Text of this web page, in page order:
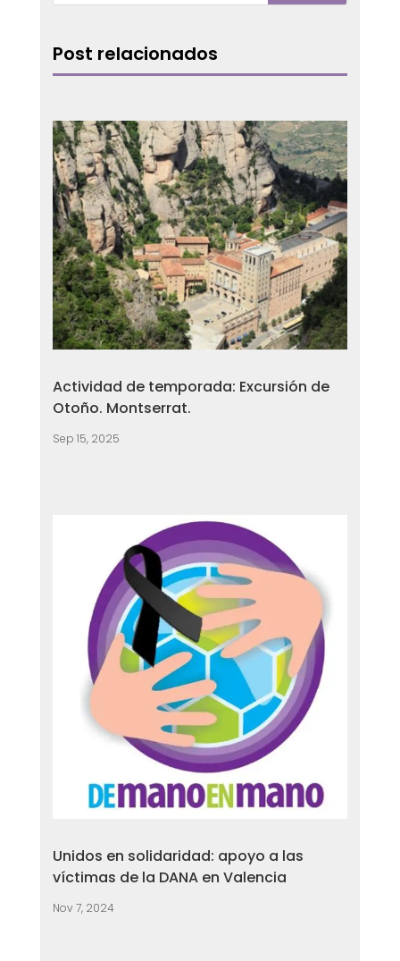
Post relacionados
Actividad de temporada: Excursión de
Otoño. Montserrat.
Sep 15, 2025
Unidos en solidaridad: apoyo a las
víctimas de la DANA en Valencia
Nov 7, 2024